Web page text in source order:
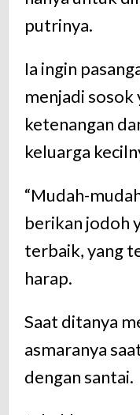
putrinya.
Ia ingin
menjadi sosok
ketenangan
keluarga
“Mudah-
berikan jodoh
terbaik, yang
harap.
Saat ditanya
asmaranya
dengan santai.